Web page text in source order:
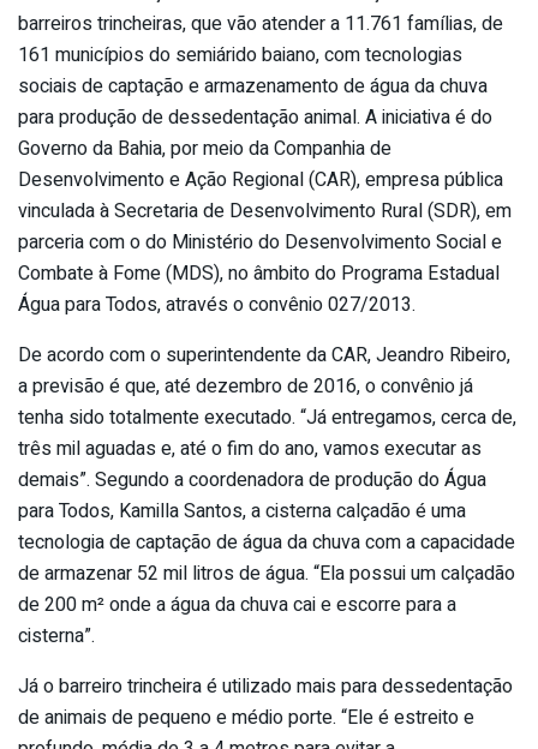
barreiros trincheiras, que vão atender a 11.761 famílias, de
161 municípios do semiárido baiano, com tecnologias
sociais de captação e armazenamento de água da chuva
para produção de dessedentação animal. A iniciativa é do
Governo da Bahia, por meio da Companhia de
Desenvolvimento e Ação Regional (CAR), empresa pública
vinculada à Secretaria de Desenvolvimento Rural (SDR), em
parceria com o do Ministério do Desenvolvimento Social e
Combate à Fome (MDS), no âmbito do Programa Estadual
Água para Todos, através o convênio 027/2013.
De acordo com o superintendente da CAR, Jeandro Ribeiro,
a previsão é que, até dezembro de 2016, o convênio já
tenha sido totalmente executado. “Já entregamos, cerca de,
três mil aguadas e, até o fim do ano, vamos executar as
demais”. Segundo a coordenadora de produção do Água
para Todos, Kamilla Santos, a cisterna calçadão é uma
tecnologia de captação de água da chuva com a capacidade
de armazenar 52 mil litros de água. “Ela possui um calçadão
de 200 m² onde a água da chuva cai e escorre para a
cisterna”.
Já o barreiro trincheira é utilizado mais para dessedentação
de animais de pequeno e médio porte. “Ele é estreito e